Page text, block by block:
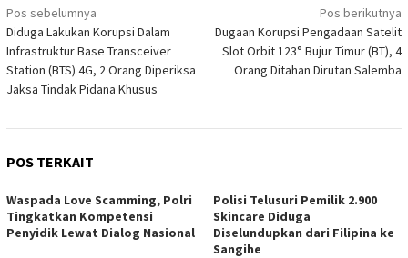
Navigasi
pos
Pos sebelumnya
Diduga Lakukan Korupsi Dalam
Infrastruktur Base Transceiver
Station (BTS) 4G, 2 Orang Diperiksa
Jaksa Tindak Pidana Khusus
Pos berikutnya
Dugaan Korupsi Pengadaan Satelit
Slot Orbit 123° Bujur Timur (BT), 4
Orang Ditahan Dirutan Salemba
POS TERKAIT
Waspada Love Scamming, Polri
Tingkatkan Kompetensi
Penyidik Lewat Dialog Nasional
Polisi Telusuri Pemilik 2.900
Skincare Diduga
Diselundupkan dari Filipina ke
Sangihe